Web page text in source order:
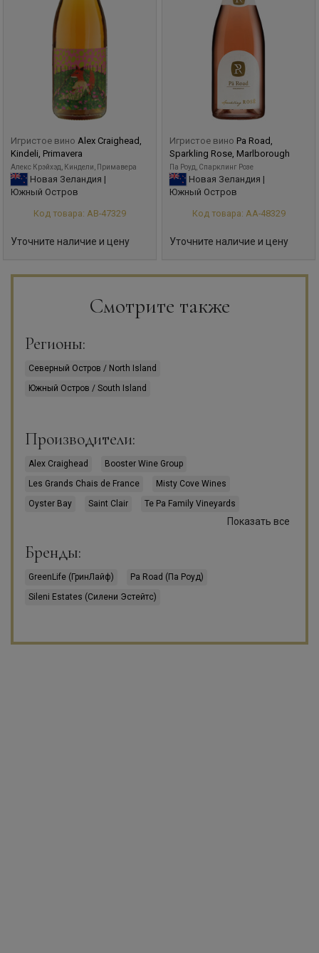
Игристое вино Alex Craighead,
Kindeli, Primavera
Алекс Крэйхэд, Киндели, Примавера
Новая Зеландия |
Южный Остров
Код товара: АВ-47329
Уточните наличие и цену
Игристое вино Pa Road,
Sparkling Rose, Marlborough
Па Роуд, Спарклинг Розе
Новая Зеландия |
Южный Остров
Код товара: АА-48329
Уточните наличие и цену
Смотрите также
Регионы:
Северный Остров / North Island
Южный Остров / South Island
Производители:
Alex Craighead
Booster Wine Group
Les Grands Chais de France
Misty Cove Wines
Oyster Bay
Saint Clair
Te Pa Family Vineyards
Показать все
Бренды:
GreenLife (ГринЛайф)
Pa Road (Па Роуд)
Sileni Estates (Силени Эстейтс)